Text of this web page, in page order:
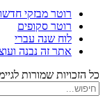
רוטר מבזקי חדשות
רוטר סקופים
לוח שנה עברי
אתר זה נבנה ועוצב
שמורות לגיימפרו